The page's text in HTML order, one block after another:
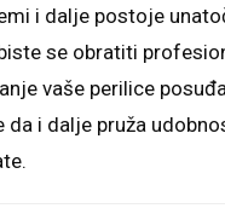
i dalje postoje
se obratiti
vaše perilice
da i dalje pruža